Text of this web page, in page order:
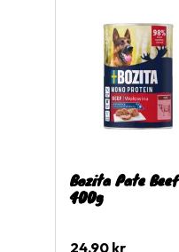
Bozita Pate Beef
400g
24,90 kr